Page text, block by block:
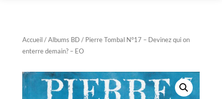
Accueil/Albums BD / Pierre Tombal N°17 – Devinez qui on
enterre demain? – EO